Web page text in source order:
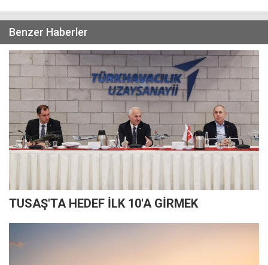
Benzer Haberler
TUSAŞ'TA HEDEF İLK 10'A GİRMEK